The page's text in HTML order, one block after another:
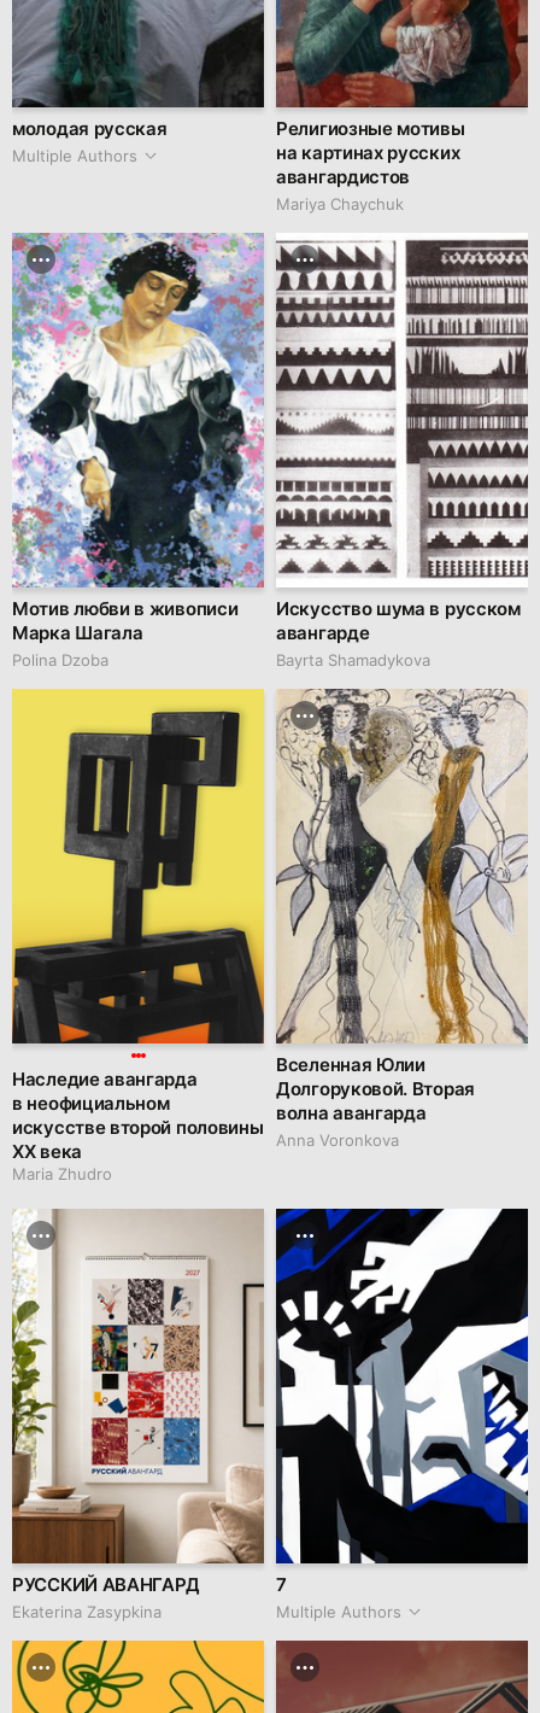
молодая русская
Multiple Authors
Религиозные мотивы
на картинах русских
авангардистов
Mariya Chaychuk
Мотив любви в живописи
Марка Шагала
Polina Dzoba
Искусство шума в русском
авангарде
Bayrta Shamadykova
Наследие авангарда
в неофициальном
искусстве второй половины
XX века
Maria Zhudro
Вселенная Юлии
Долгоруковой. Вторая
волна авангарда
Anna Voronkova
РУССКИЙ АВАНГАРД
Ekaterina Zasypkina
7
Multiple Authors